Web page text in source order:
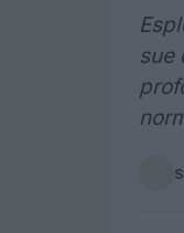
sue